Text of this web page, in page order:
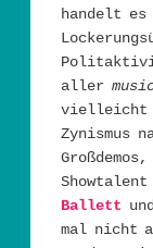
handelt es
aller
vielleicht
Zynismus
Ballett
mal nicht